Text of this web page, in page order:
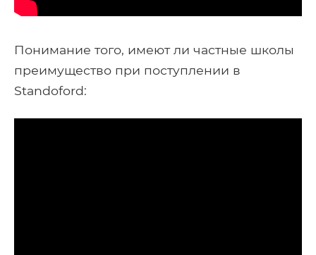
Понимание того, имеют ли частные школы
преимущество при поступлении в
Standoford: